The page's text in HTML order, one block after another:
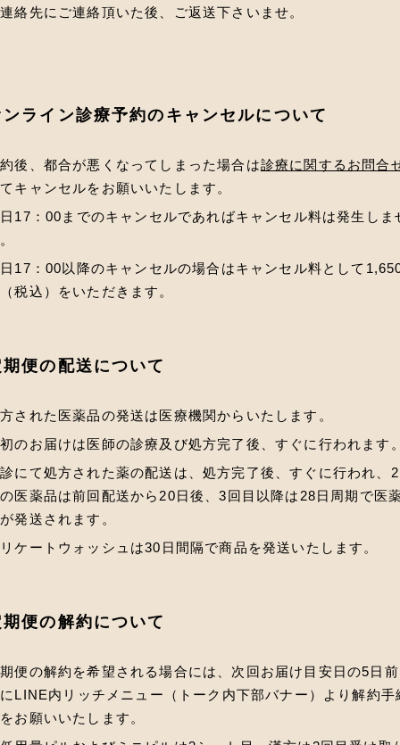
絡先にご連絡頂いた後、ご返送下さいませ。
ンライン診療予約のキャンセルについて
後、都合が悪くなってしまった場合は診療に関するお問合
キャンセルをお願いいたします。
17：00までのキャンセルであればキャンセル料は発生しま
17：00以降のキャンセルの場合はキャンセル料として
税込）をいただきます。
期便の配送について
された医薬品の発送は医療機関からいたします。
のお届けは医師の診療及び処方完了後、すぐに行われます。
にて処方された薬の配送は、処方完了後、すぐに行われ、2
医薬品は前回配送から20日後、3回目以降は28日周期で医
発送されます。
ケートウォッシュは30日間隔で商品を発送いたします。
期便の解約について
便の解約を希望される場合には、次回お届け目安日の5日前
LINE内リッチメニュー（トーク内下部バナー）より解約手
お願いいたします。